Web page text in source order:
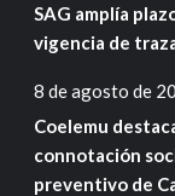
SAG amplía
vigencia de
8 de agosto de
Coelemu
connotación
preventivo de